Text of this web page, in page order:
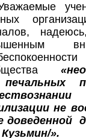
не
доведенной
».